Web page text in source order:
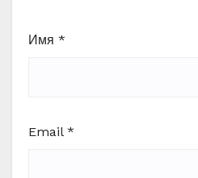
Имя *
Email *